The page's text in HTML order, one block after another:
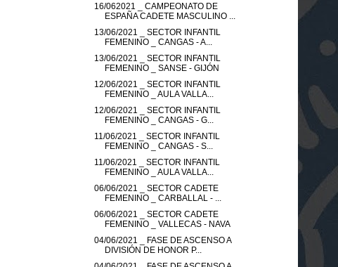
16/062021 _ CAMPEONATO DE
ESPAÑA CADETE MASCULINO ...
13/06/2021 _ SECTOR INFANTIL
FEMENINO _ CANGAS - A...
13/06/2021 _ SECTOR INFANTIL
FEMENINO _ SANSE - GIJÓN
12/06/2021 _ SECTOR INFANTIL
FEMENINO _ AULA VALLA...
12/06/2021 _ SECTOR INFANTIL
FEMENINO _ CANGAS - G...
11/06/2021 _ SECTOR INFANTIL
FEMENINO _ CANGAS - S...
11/06/2021 _ SECTOR INFANTIL
FEMENINO _ AULA VALLA...
06/06/2021 _ SECTOR CADETE
FEMENINO _ CARBALLAL - ...
06/06/2021 _ SECTOR CADETE
FEMENINO _ VALLECAS - NAVA
04/06/2021 _ FASE DE ASCENSO A
DIVISIÓN DE HONOR P...